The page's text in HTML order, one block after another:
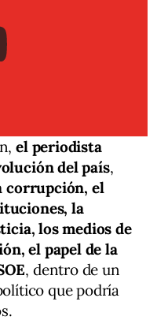
el periodista
del país,
corrupción, el
la
los medios de
el papel de la
, dentro de un
que podría